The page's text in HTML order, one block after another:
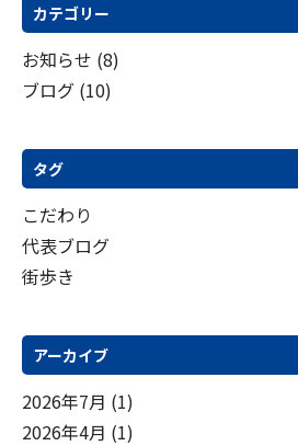
ペ
ー
ジ
カテゴリー
お知らせ (8)
ブログ (10)
タグ
こだわり
代表ブログ
街歩き
アーカイブ
2026年7月 (1)
2026年4月 (1)